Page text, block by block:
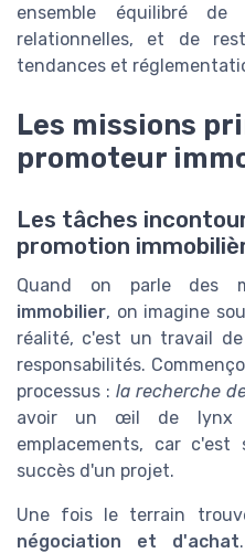
ensemble équilibré de
relationnelles, et de
tendances et
Les missions
promoteur
Les tâches
promotion
Quand on parle des
immobilier, on imagine
réalité, c'est un travail
responsabilités.
processus : la recherche
avoir un œil de lynx
emplacements, car
succès d'un projet.
Une fois le terrain
négociation et d'achat